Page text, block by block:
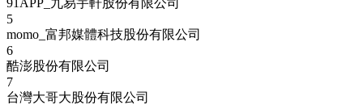
5
momo_富邦媒體科技股份有限公司
6
酷澎股份有限公司
7
台灣大哥大股份有限公司